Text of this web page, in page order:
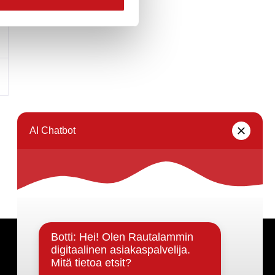
Päätöksenteko ja lähidemokratia